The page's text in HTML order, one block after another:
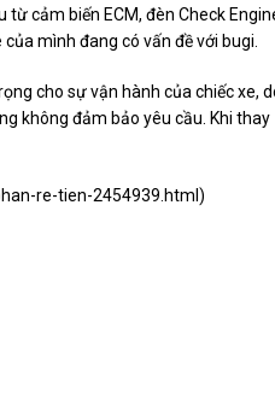
cảm biến ECM, đèn Check
mình đang có vấn đề với bugi.
cho sự vận hành của chiếc xe,
không đảm bảo yêu cầu. Khi thay
re-tien-2454939.html )